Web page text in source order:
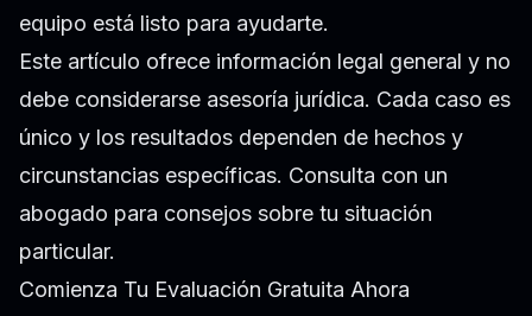
equipo está listo para ayudarte.
Este artículo ofrece información legal general y no
debe considerarse asesoría jurídica. Cada caso es
único y los resultados dependen de hechos y
circunstancias específicas. Consulta con un
abogado para consejos sobre tu situación
particular.
Comienza Tu Evaluación Gratuita Ahora